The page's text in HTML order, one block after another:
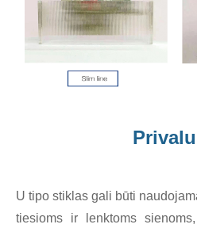
U tipo stiklas gali būti
tiesioms ir lenktoms